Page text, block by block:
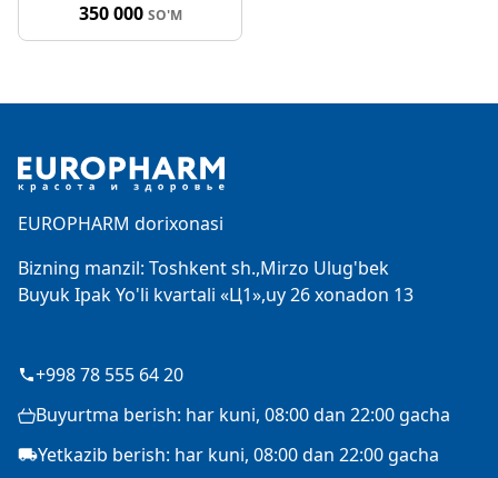
350 000 SO'M
EUROPHARM dorixonasi
Bizning manzil: Toshkent sh.,Mirzo Ulug'bek
Buyuk Ipak Yo'li kvartali «Ц1»,uy 26 xonadon 13
+998 78 555 64 20
Buyurtma berish: har kuni, 08:00 dan 22:00 gacha
Yetkazib berish: har kuni, 08:00 dan 22:00 gacha